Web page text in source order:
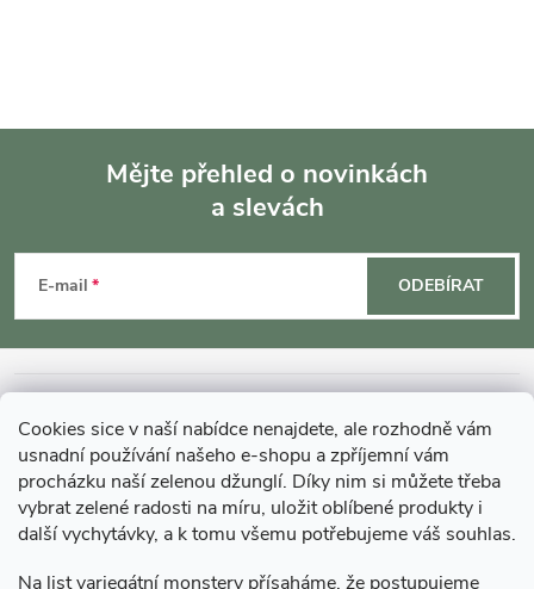
Cookies sice v naší nabídce nenajdete, ale rozhodně vám
usnadní používání našeho e-shopu a zpříjemní vám
procházku naší zelenou džunglí. Díky nim si můžete třeba
vybrat zelené radosti na míru, uložit oblíbené produkty i
další vychytávky, a k tomu všemu potřebujeme váš souhlas.
Na list variegátní monstery přísaháme, že postupujeme
p
a
Mějte přehled o novinkách
a slevách
E-mail ODEBÍRAT
MOHLO BY VÁS ZAJÍMAT
O GARDNERS